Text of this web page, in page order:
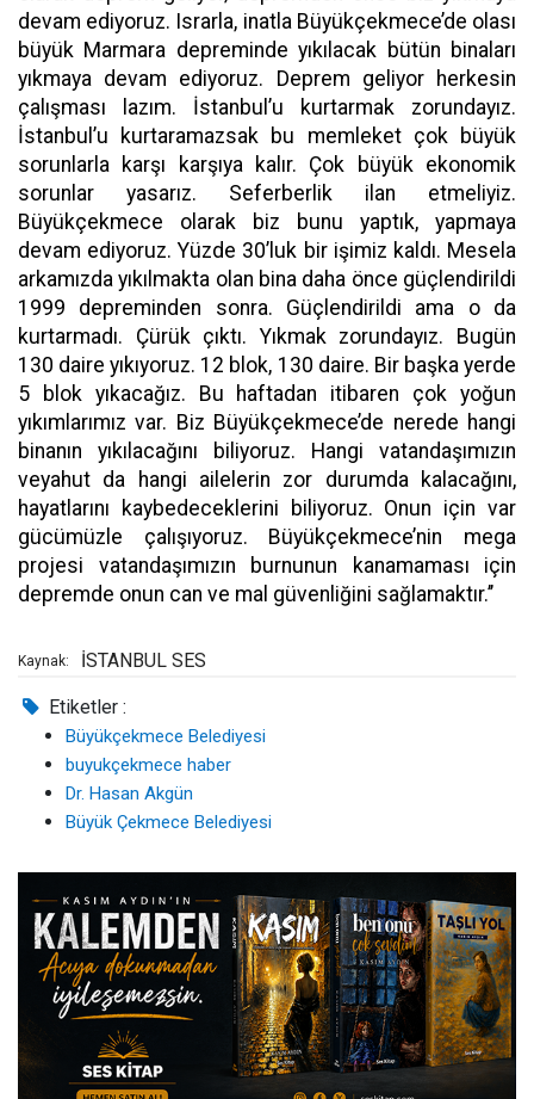
devam ediyoruz. Israrla, inatla Büyükçekmece’de olası
büyük Marmara depreminde yıkılacak bütün binaları
yıkmaya devam ediyoruz. Deprem geliyor herkesin
çalışması lazım. İstanbul’u kurtarmak zorundayız.
İstanbul’u kurtaramazsak bu memleket çok büyük
sorunlarla karşı karşıya kalır. Çok büyük ekonomik
sorunlar yasarız. Seferberlik ilan etmeliyiz.
Büyükçekmece olarak biz bunu yaptık, yapmaya
devam ediyoruz. Yüzde 30’luk bir işimiz kaldı. Mesela
arkamızda yıkılmakta olan bina daha önce güçlendirildi
1999 depreminden sonra. Güçlendirildi ama o da
kurtarmadı. Çürük çıktı. Yıkmak zorundayız. Bugün
130 daire yıkıyoruz. 12 blok, 130 daire. Bir başka yerde
5 blok yıkacağız. Bu haftadan itibaren çok yoğun
yıkımlarımız var. Biz Büyükçekmece’de nerede hangi
binanın yıkılacağını biliyoruz. Hangi vatandaşımızın
veyahut da hangi ailelerin zor durumda kalacağını,
hayatlarını kaybedeceklerini biliyoruz. Onun için var
gücümüzle çalışıyoruz. Büyükçekmece’nin mega
projesi vatandaşımızın burnunun kanamaması için
depremde onun can ve mal güvenliğini sağlamaktır.’’
Kaynak: İSTANBUL SES
Etiketler :
Büyükçekmece Belediyesi
buyukçekmece haber
Dr. Hasan Akgün
Büyük Çekmece Belediyesi